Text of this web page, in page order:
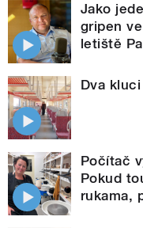
Jako
gripen
letiště
Dva
Počítač
Pokud
rukama,